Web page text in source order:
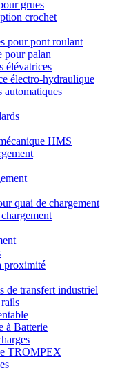
grues
crochet
pour pont roulant
pour palan
élévatrices
électro-hydraulique
automatiques
HMS
quai de chargement
proximité
de transfert industriel
à Batterie
TROMPEX